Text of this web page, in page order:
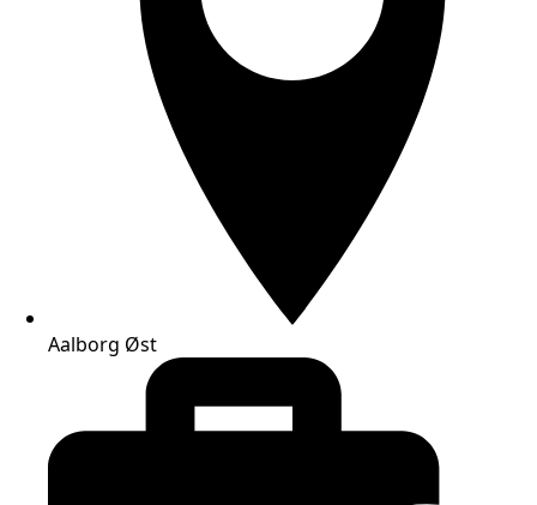
Aalborg Øst